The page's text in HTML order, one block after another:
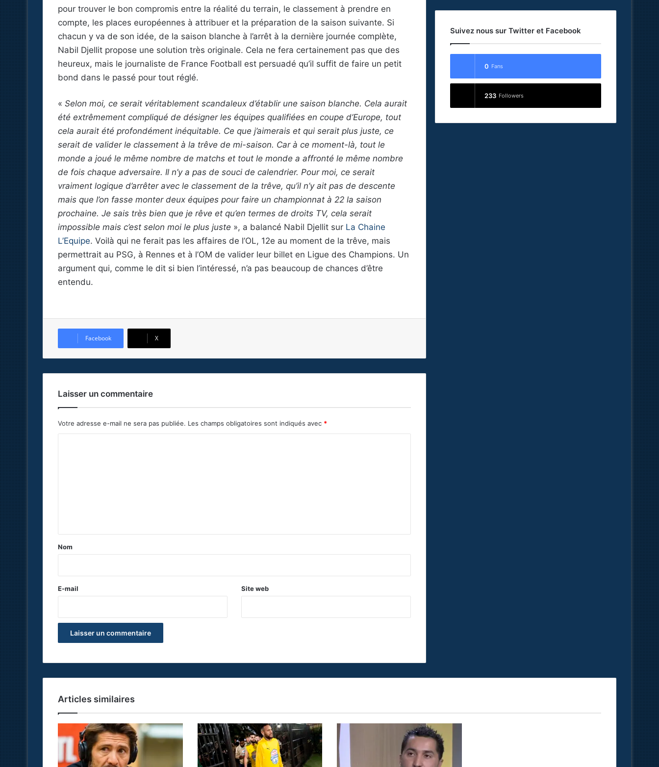
pour trouver le bon compromis entre la réalité du terrain, le classement à prendre en
compte, les places européennes à attribuer et la préparation de la saison suivante. Si
chacun y va de son idée, de la saison blanche à l’arrêt à la dernière journée complète,
Nabil Djellit propose une solution très originale. Cela ne fera certainement pas que des
heureux, mais le journaliste de France Football est persuadé qu’il suffit de faire un petit
bond dans le passé pour tout réglé.
« Selon moi, ce serait véritablement scandaleux d’établir une saison blanche. Cela aurait
été extrêmement compliqué de désigner les équipes qualifiées en coupe d’Europe, tout
cela aurait été profondément inéquitable. Ce que j’aimerais et qui serait plus juste, ce
serait de valider le classement à la trêve de mi-saison. Car à ce moment-là, tout le
monde a joué le même nombre de matchs et tout le monde a affronté le même nombre
de fois chaque adversaire. Il n’y a pas de souci de calendrier. Pour moi, ce serait
vraiment logique d’arrêter avec le classement de la trêve, qu’il n’y ait pas de descente
mais que l’on fasse monter deux équipes pour faire un championnat à 22 la saison
prochaine. Je sais très bien que je rêve et qu’en termes de droits TV, cela serait
impossible mais c’est selon moi le plus juste », a balancé Nabil Djellit sur La Chaine
L’Equipe. Voilà qui ne ferait pas les affaires de l’OL, 12e au moment de la trêve, mais
permettrait au PSG, à Rennes et à l’OM de valider leur billet en Ligue des Champions. Un
argument qui, comme le dit si bien l’intéressé, n’a pas beaucoup de chances d’être
entendu.
Facebook X
Laisser un commentaire
Votre adresse e-mail ne sera pas publiée. Les champs obligatoires sont indiqués avec *
a
e
Nom
E-mail Site web
Suivez nous sur Twitter et Facebook
0 Fans
233 Followers
Articles similaires